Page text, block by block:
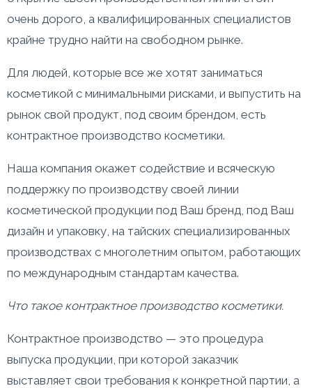
очень дорого, а квалифицированных специалистов
крайне трудно найти на свободном рынке.
Для людей, которые все же хотят заниматься
косметикой с минимальными рисками, и выпустить на
рынок свой продукт, под своим брендом, есть
контрактное производство косметики.
Наша компания окажет содействие и всяческую
поддержку по производству своей линии
косметической продукции под Ваш бренд, под Ваш
дизайн и упаковку, на тайских специализированных
производствах с многолетним опытом, работающих
по международным стандартам качества.
Что такое контрактное производство косметики.
Контрактное производство — это процедура
выпуска продукции, при которой заказчик
выставляет свои требования к конкретной партии, а